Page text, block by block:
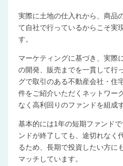
実際に土地の仕入れから、商品
て自社で行っているからこそ実
す。
マーケティングに基づき、実際
の開発、販売までを一貫して行
グで取引のある不動産会社・住
件をご紹介いただくネットワー
なく高利回りのファンドを組成
基本的には1年の短期ファンド
ンドが終了しても、途切れなく
るため、長期で投資したい方に
マッチしています。